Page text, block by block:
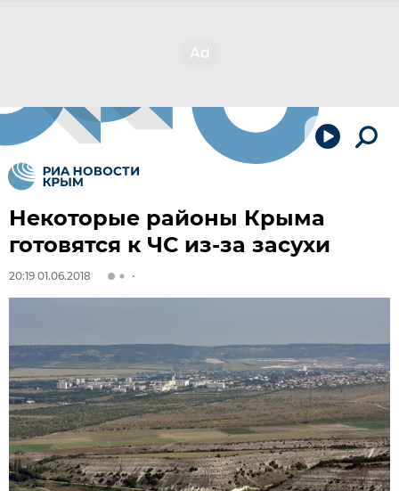
Некоторые районы Крыма
готовятся к ЧС из-за засухи
20:19 01.06.2018